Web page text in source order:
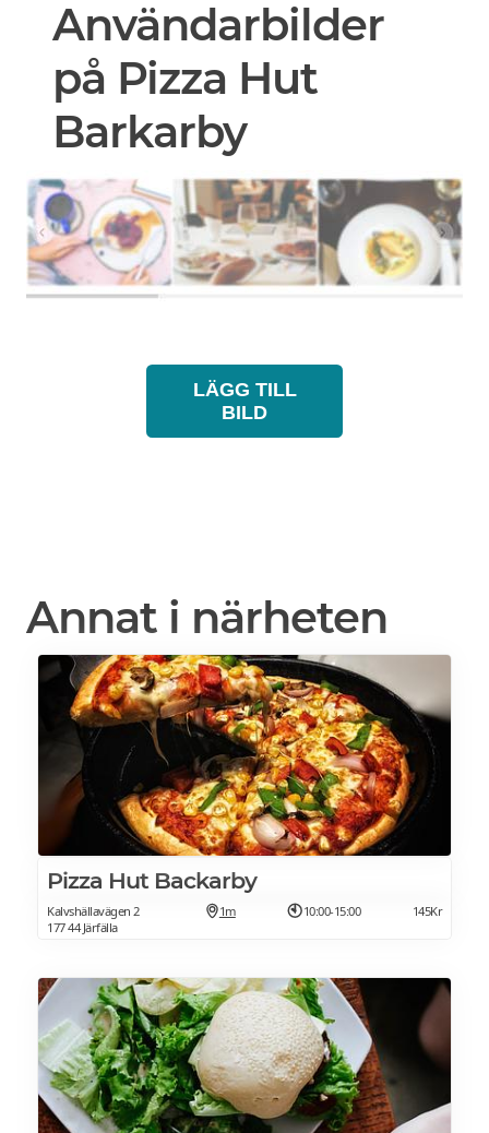
Användarbilder
på Pizza Hut
Barkarby
LÄGG TILL
BILD
Annat i närheten
Pizza Hut Backarby
Kalvshällavägen 2
177 44 Järfälla
1m 10:00-15:00 145Kr